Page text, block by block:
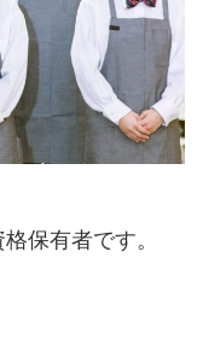
保有者です。